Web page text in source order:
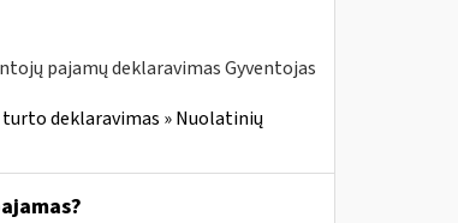
pajamų deklaravimas Gyventojas
deklaravimas » Nuolatinių